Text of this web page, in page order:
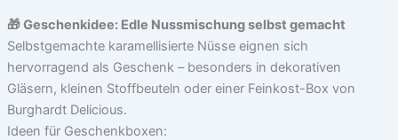
🎁 Geschenkidee: Edle Nussmischung selbst gemacht
Selbstgemachte karamellisierte Nüsse eignen sich
hervorragend als Geschenk – besonders in dekorativen
Gläsern, kleinen Stoffbeuteln oder einer Feinkost-Box von
Burghardt Delicious.
Ideen für Geschenkboxen: